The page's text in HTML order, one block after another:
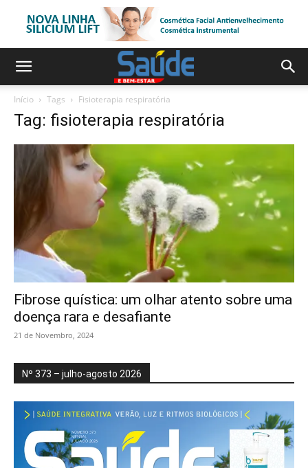
Início Tags Fisioterapia respiratória
Tag: fisioterapia respiratória
Fibrose quística: um olhar atento sobre uma
doença rara e desafiante
21 de Novembro, 2024
Nº 373 – julho-agosto 2026